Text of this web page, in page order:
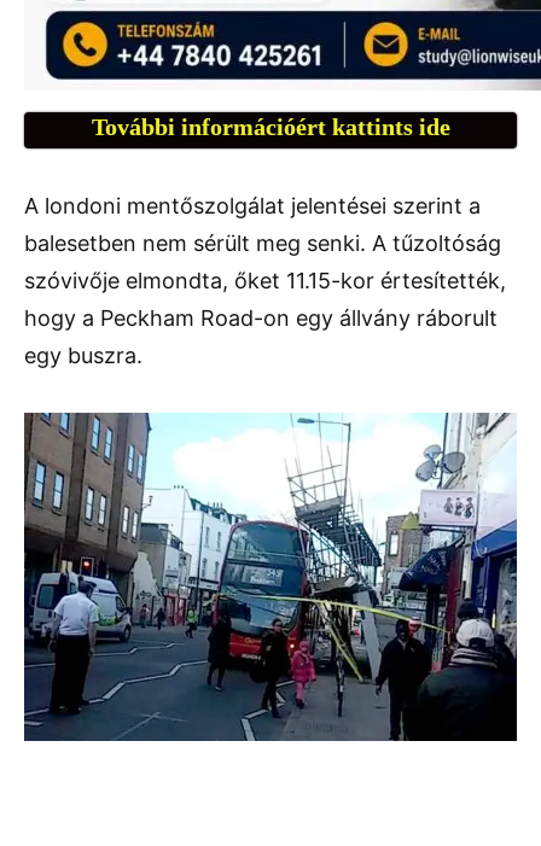
További információért kattints ide
A londoni mentőszolgálat jelentései szerint a
balesetben nem sérült meg senki. A tűzoltóság
szóvivője elmondta, őket 11.15-kor értesítették,
hogy a Peckham Road-on egy állvány ráborult
egy buszra.